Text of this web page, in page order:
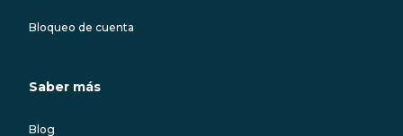
Bloqueo de cuenta
Saber más
Blog